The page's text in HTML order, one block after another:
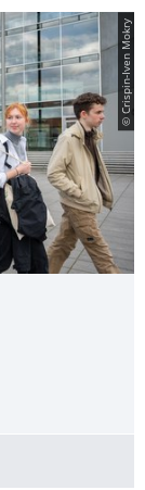
© Crispin-Iven Mokry